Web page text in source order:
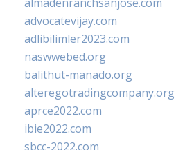
advocatevijay.com
adlibilimler2023.com
naswwebed.org
balithut-manado.org
alteregotradingcompany.org
aprce2022.com
ibie2022.com
sbcc-2022.com